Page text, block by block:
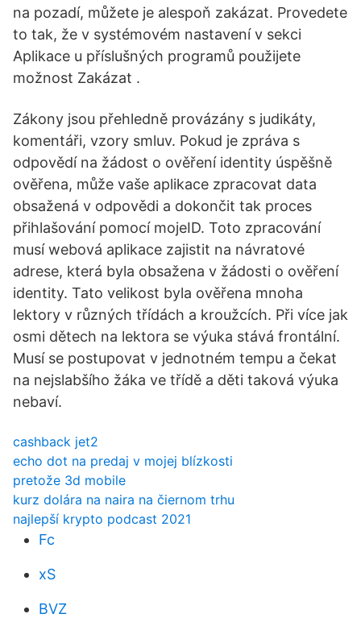
na pozadí, můžete je alespoň zakázat. Provedete
to tak, že v systémovém nastavení v sekci
Aplikace u příslušných programů použijete
možnost Zakázat .
Zákony jsou přehledně provázány s judikáty,
komentáři, vzory smluv. Pokud je zpráva s
odpovědí na žádost o ověření identity úspěšně
ověřena, může vaše aplikace zpracovat data
obsažená v odpovědi a dokončit tak proces
přihlašování pomocí mojeID. Toto zpracování
musí webová aplikace zajistit na návratové
adrese, která byla obsažena v žádosti o ověření
identity. Tato velikost byla ověřena mnoha
lektory v různých třídách a kroužcích. Při více jak
osmi dětech na lektora se výuka stává frontální.
Musí se postupovat v jednotném tempu a čekat
na nejslabšího žáka ve třídě a děti taková výuka
nebaví.
cashback jet2
echo dot na predaj v mojej blízkosti
pretože 3d mobile
kurz dolára na naira na čiernom trhu
najlepší krypto podcast 2021
Fc
xS
BVZ